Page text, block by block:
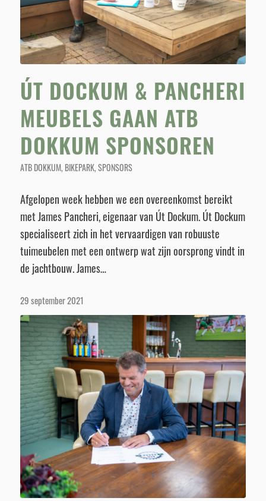
ÚT DOCKUM & PANCHERI
MEUBELS GAAN ATB
DOKKUM SPONSOREN
ATB DOKKUM, BIKEPARK,SPONSORS
Afgelopen week hebben we een overeenkomst bereikt
met James Pancheri, eigenaar van Út Dockum. Út Dockum
specialiseert zich in het vervaardigen van robuuste
tuimeubelen met een ontwerp wat zijn oorsprong vindt in
de jachtbouw. James…
29 september 2021